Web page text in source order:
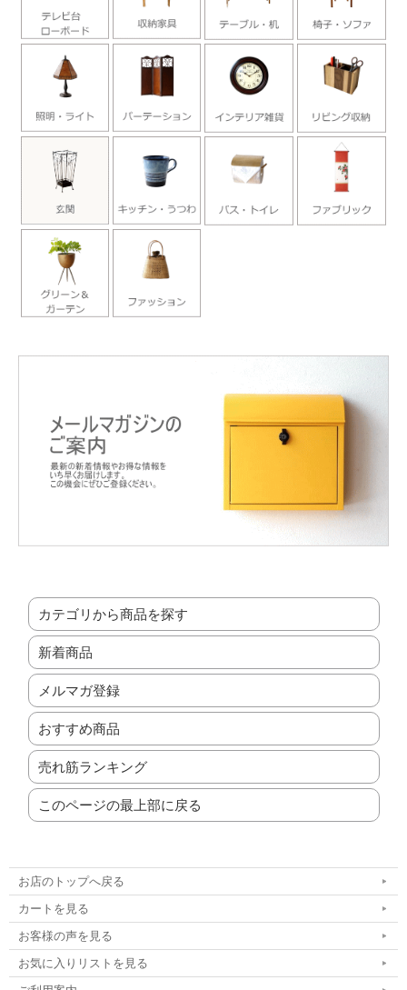
カテゴリから商品を探す
新着商品
メルマガ登録
おすすめ商品
売れ筋ランキング
このページの最上部に戻る
お店のトップへ戻る
カートを見る
お客様の声を見る
お気に入りリストを見る